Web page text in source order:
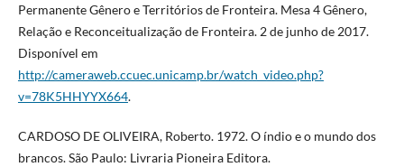
Permanente Gênero e Territórios de Fronteira. Mesa 4 Gênero,
Relação e Reconceitualização de Fronteira. 2 de junho de 2017.
Disponível em
http://cameraweb.ccuec.unicamp.br/watch_video.php?
v=78K5HHYYX664.
CARDOSO DE OLIVEIRA, Roberto. 1972. O índio e o mundo dos
brancos. São Paulo: Livraria Pioneira Editora.